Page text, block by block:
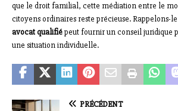
que le droit familial, cette médiation entre le
citoyens ordinaires reste précieuse. Rappelons-
avocat qualifiépeut fournir un conseil juridique
une situation individuelle.
PRÉCÉDENT